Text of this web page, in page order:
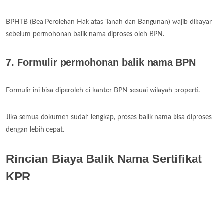
BPHTB (Bea Perolehan Hak atas Tanah dan Bangunan) wajib dibayar
sebelum permohonan balik nama diproses oleh BPN.
7. Formulir permohonan balik nama BPN
Formulir ini bisa diperoleh di kantor BPN sesuai wilayah properti.
Jika semua dokumen sudah lengkap, proses balik nama bisa diproses
dengan lebih cepat.
Rincian Biaya Balik Nama Sertifikat
KPR